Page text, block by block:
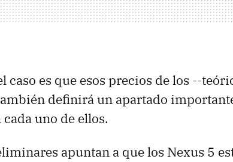
caso es que esos precios de los --
definirá un apartado
cada uno de ellos.
apuntan a que los Nexus 5